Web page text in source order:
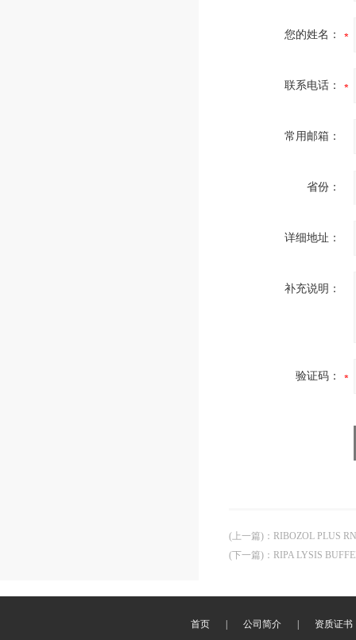
您的姓名：
联系电话：
常用邮箱：
省份：
详细地址：
补充说明：
验证码：
(上一篇) ： RIBOZOL PLUS
(下一篇) ： RIPA LYSIS
首页 公司简介 资质证书